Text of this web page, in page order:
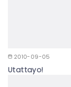
2010-09-05
Utattayo!